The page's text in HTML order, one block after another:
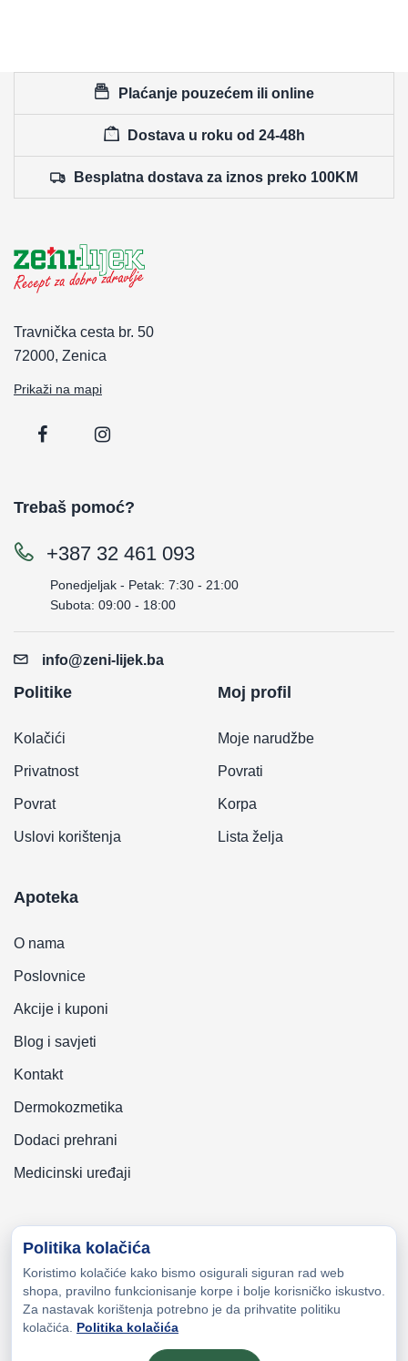
Plaćanje pouzećem ili online
Dostava u roku od 24-48h
Besplatna dostava za iznos preko 100KM
Travnička cesta br. 50
72000, Zenica
Prikaži na mapi
Trebaš pomoć?
+387 32 461 093
Ponedjeljak - Petak: 7:30 - 21:00
Subota: 09:00 - 18:00
info@zeni-lijek.ba
Politike
Kolačići
Privatnost
Povrat
Uslovi korištenja
Moj profil
Moje narudžbe
Povrati
Korpa
Lista želja
Apoteka
O nama
Poslovnice
Akcije i kuponi
Blog i savjeti
Kontakt
Dermokozmetika
Dodaci prehrani
Medicinski uređaji
Copyright © 2026 Zeni-Lijek Apoteka. Sva prava zadržana
Politika kolačića
Koristimo kolačiće kako bismo osigurali siguran rad web
shopa, pravilno funkcionisanje korpe i bolje korisničko iskustvo.
Za nastavak korištenja potrebno je da prihvatite politiku
kolačića. Politika kolačića